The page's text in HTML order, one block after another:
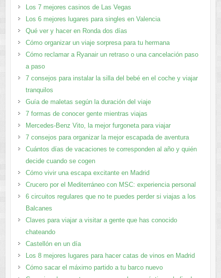
Los 7 mejores casinos de Las Vegas
Los 6 mejores lugares para singles en Valencia
Qué ver y hacer en Ronda dos días
Cómo organizar un viaje sorpresa para tu hermana
Cómo reclamar a Ryanair un retraso o una cancelación paso
a paso
7 consejos para instalar la silla del bebé en el coche y viajar
tranquilos
Guía de maletas según la duración del viaje
7 formas de conocer gente mientras viajas
Mercedes-Benz Vito, la mejor furgoneta para viajar
7 consejos para organizar la mejor escapada de aventura
Cuántos días de vacaciones te corresponden al año y quién
decide cuando se cogen
Cómo vivir una escapa excitante en Madrid
Crucero por el Mediterráneo con MSC: experiencia personal
6 circuitos regulares que no te puedes perder si viajas a los
Balcanes
Claves para viajar a visitar a gente que has conocido
chateando
Castellón en un día
Los 8 mejores lugares para hacer catas de vinos en Madrid
Cómo sacar el máximo partido a tu barco nuevo